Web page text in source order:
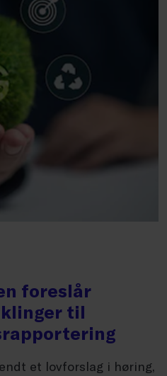
foreslår
til
et lovforslag i høring,